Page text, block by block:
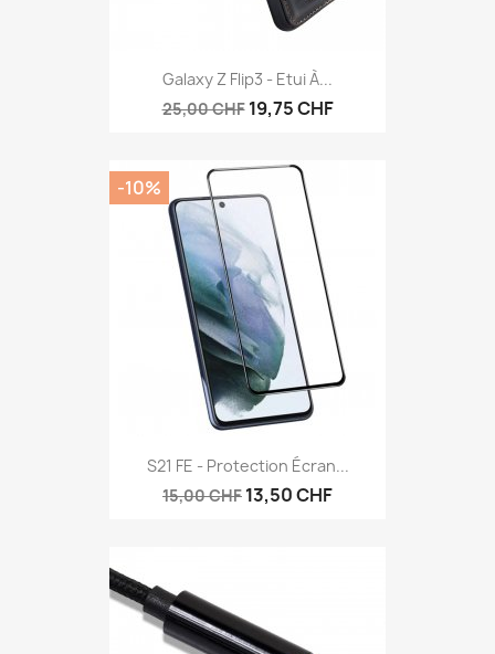
Galaxy Z Flip3 - Etui À...
25,00 CHF 19,75 CHF
S21 FE - Protection Écran...
15,00 CHF 13,50 CHF
-10%